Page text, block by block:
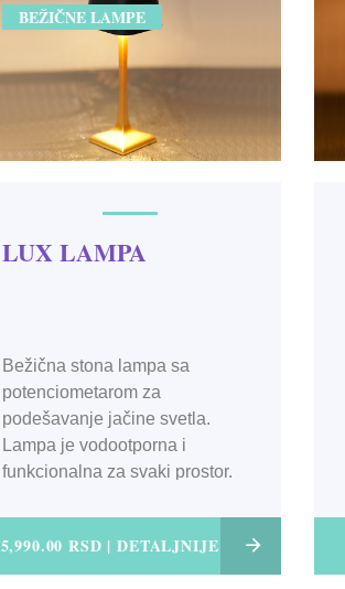
BEŽIČNE LAMPE
LUX LAMPA
Bežična stona lampa sa
potenciometarom za
podešavanje jačine svetla.
Lampa je vodootporna i
funkcionalna za svaki prostor.
5,990.00 RSD | DETALJNIJE